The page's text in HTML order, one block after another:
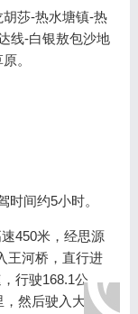
莎-热水塘镇-热
线-白银敖包沙地
。
间约5小时。
450米，经思源
王河桥，直行进
行驶168.1公
然后驶入大广